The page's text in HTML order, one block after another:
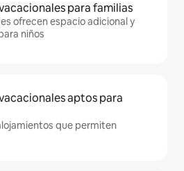
para familias
ofrecen espacio adicional y
niños
aptos para
que permiten